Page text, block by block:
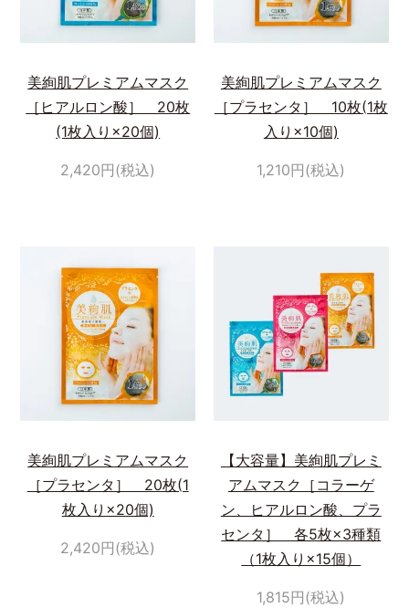
美絢肌プレミアムマスク
［ヒアルロン酸］ 20枚
(1枚入り×20個)
2,420円(税込)
美絢肌プレミアムマスク
［プラセンタ］ 10枚(1枚
入り×10個)
1,210円(税込)
美絢肌プレミアムマスク
［プラセンタ］ 20枚(1
枚入り×20個)
2,420円(税込)
【大容量】美絢肌プレミ
アムマスク［コラーゲ
ン、ヒアルロン酸、プラ
センタ］ 各5枚×3種類
（1枚入り×15個）
1,815円(税込)